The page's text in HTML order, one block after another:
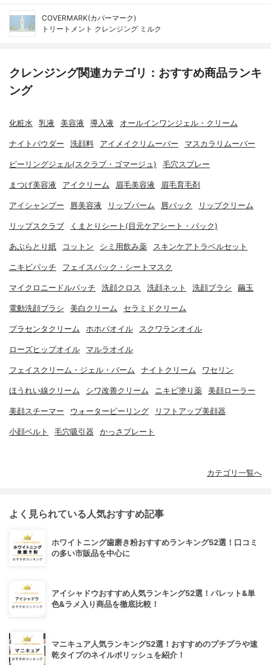
COVERMARK(カバーマーク)
トリートメント クレンジング ミルク
クレンジング関連カテゴリ：おすすめ商品ランキ
ング
化粧水 乳液 美容液 導入液 オールインワンジェル・クリーム
ナイトパウダー 洗顔料 アイメイクリムーバー マスカラリムーバー
ピーリングジェル(スクラブ・ゴマージュ) 毛穴スプレー
まつげ美容液 アイクリーム 眉毛美容液 眉毛育毛剤
アイシャンプー 唇美容液 リップバーム 唇パック リップクリーム
リップスクラブ くまとりシート(目元ケアシート・パック)
あぶらとり紙 コットン シミ用飲み薬 スキンケアトラベルセット
ニキビパッチ フェイスパック・シートマスク
マイクロニードルパッチ 洗顔クロス 洗顔ネット 洗顔ブラシ 繭玉
電動洗顔ブラシ 美白クリーム セラミドクリーム
プラセンタクリーム ホホバオイル スクワランオイル
ローズヒップオイル マルラオイル
フェイスクリーム・ジェル・バーム ナイトクリーム ワセリン
ほうれい線クリーム シワ改善クリーム ニキビ塗り薬 美顔ローラー
美顔スチーマー ウォーターピーリング リフトアップ美顔器
小顔ベルト 毛穴吸引器 かっさプレート
カテゴリ一覧へ
よく見られている人気おすすめ記事
ホワイトニング歯磨き粉おすすめランキング52選！口コミ
の多い市販品を中心に
アイシャドウおすすめ人気ランキング52選！パレット&単
色&ラメ入り商品を徹底比較！
マニキュア人気ランキング52選！おすすめのプチプラや速
乾タイプのネイルポリッシュを紹介！